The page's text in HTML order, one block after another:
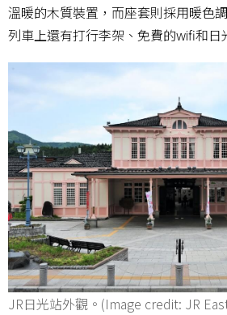
溫暖的木質裝置，而座套則採用暖色
列車上還有打行李架、免費的wifi和日
JR日光站外觀。(Image credit: JR